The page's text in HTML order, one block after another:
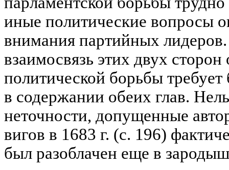
иные политические вопросы
внимания партийных
взаимосвязь этих двух
политической борьбы
в содержании обеих глав.
неточности, допущенные
вигов в 1683 г. (с. 196)
был разоблачен еще в